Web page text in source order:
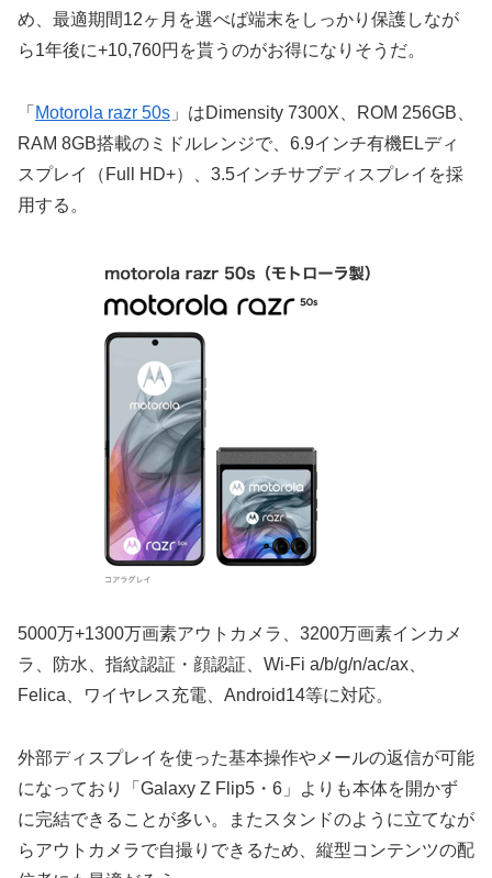
め、最適期間12ヶ月を選べば端末をしっかり保護しなが
ら1年後に+10,760円を貰うのがお得になりそうだ。
「 Motorola razr 50s 」はDimensity 7300X、ROM 256GB、
RAM 8GB搭載のミドルレンジで、6.9インチ有機ELディ
スプレイ（Full HD+）、3.5インチサブディスプレイを採
用する。
5000万+1300万画素アウトカメラ、3200万画素インカメ
ラ、防水、指紋認証・顔認証、Wi-Fi a/b/g/n/ac/ax、
Felica、ワイヤレス充電、Android14等に対応。
外部ディスプレイを使った基本操作やメールの返信が可能
になっており「Galaxy Z Flip5・6」よりも本体を開かず
に完結できることが多い。またスタンドのように立てなが
らアウトカメラで自撮りできるため、縦型コンテンツの配